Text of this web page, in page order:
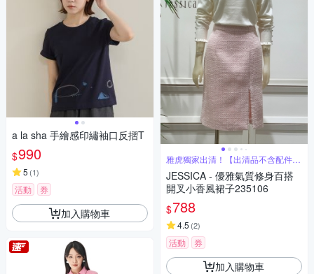
a la sha 手繪感印繡袖口反摺T
$990
5 (1)
活動 券
加入購物車
雅虎獨家出清！【出清品不含配件腰
帶腰鏈】
JESSICA - 優雅氣質修身百搭
開叉小香風裙子235106
$788
4.5 (2)
活動 券
加入購物車